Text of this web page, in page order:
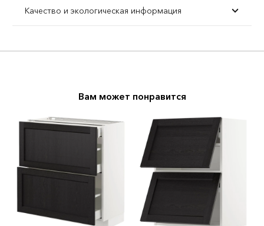
Качество и экологическая информация
Вам может понравится